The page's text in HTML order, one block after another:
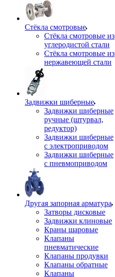
Стёкла смотровые
Стёкла смотровые из
углеродистой стали
Стёкла смотровые из
нержавеющей стали
Задвижки шиберные
Задвижки шиберные
ручные (штурвал,
редуктор)
Задвижки шиберные
с электроприводом
Задвижки шиберные
с пневмоприводом
Другая запорная арматура
Затворы дисковые
Задвижки клиновые
Краны шаровые
Клапаны
пневматические
Клапаны продувки
Клапаны обратные
Клапаны